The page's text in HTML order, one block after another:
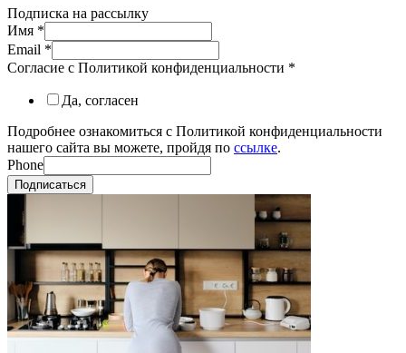
Подписка на рассылку
Имя *
Email *
Согласие с Политикой конфиденциальности *
Да, согласен
Подробнее ознакомиться с Политикой конфиденциальности
нашего сайта вы можете, пройдя по ссылке.
Phone
Подписаться